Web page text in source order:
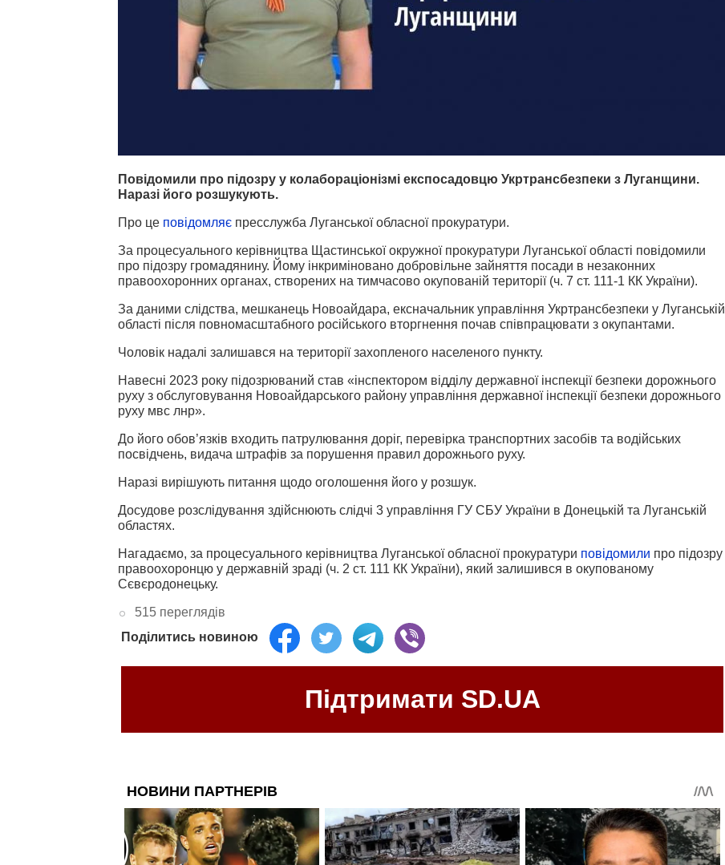
Повідомили про підозру у колабораціонізмі експосадовцю Укртрансбезпеки з Луганщини.
Наразі його розшукують.
Про це повідомляє пресслужба Луганської обласної прокуратури.
За процесуального керівництва Щастинської окружної прокуратури Луганської області повідомили
про підозру громадянину. Йому інкриміновано добровільне зайняття посади в незаконних
правоохоронних органах, створених на тимчасово окупованій території (ч. 7 ст. 111-1 КК України).
За даними слідства, мешканець Новоайдара, ексначальник управління Укртрансбезпеки у Луганській
області після повномасштабного російського вторгнення почав співпрацювати з окупантами.
Чоловік надалі залишався на території захопленого населеного пункту.
Навесні 2023 року підозрюваний став «інспектором відділу державної інспекції безпеки дорожнього
руху з обслуговування Новоайдарського району управління державної інспекції безпеки дорожнього
руху мвс лнр».
До його обов’язків входить патрулювання доріг, перевірка транспортних засобів та водійських
посвідчень, видача штрафів за порушення правил дорожнього руху.
Наразі вирішують питання щодо оголошення його у розшук.
Досудове розслідування здійснюють слідчі 3 управління ГУ СБУ України в Донецькій та Луганській
областях.
Нагадаємо, за процесуального керівництва Луганської обласної прокуратури повідомили про підозру
правоохоронцю у державній зраді (ч. 2 ст. 111 КК України), який залишився в окупованому
Сєвєродонецьку.
515 переглядів
Поділитись новиною
Підтримати SD.UA